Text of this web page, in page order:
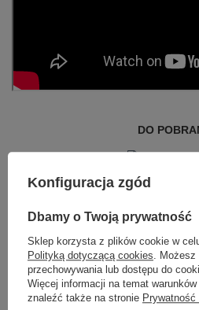
DO
Podmiot odpowiedzialny za ten
produkt na terenie UE
Symbol
Konfiguracja zgód
Dbamy o Twoją prywatność
Sklep korzysta z plików cookie w
Polityką dotyczącą cookies. Możesz
przechowywania lub dostępu do
Więcej informacji na temat
znaleźć także na stronie